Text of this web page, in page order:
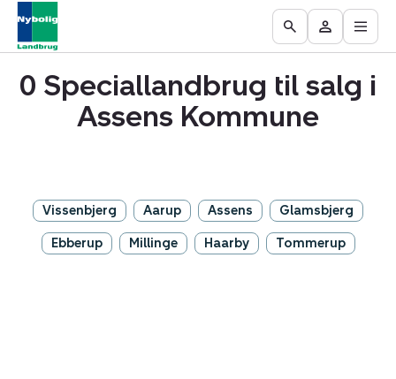
Ejendomme
til
Find
mægler
Få
vurderet
ejendom
Go
to
the
Search
page
Besøg
Mit
område
Åbn
0 Speciallandbrug til salg i
Assens Kommune
Vissenbjerg Aarup Assens Glamsbjerg
Ebberup Millinge Haarby Tommerup